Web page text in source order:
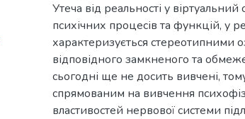
Утеча від реальності у
психічних процесів та функцій, у
характеризується
відповідного замкненого та
сьогодні ще не досить вивчені,
спрямованим на вивчення
властивостей нервової системи